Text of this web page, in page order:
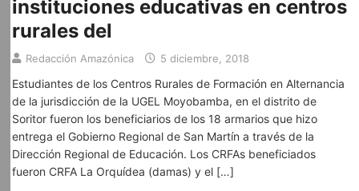
instituciones educativas en centros
rurales del
Redacción Amazónica 5 diciembre, 2018
Estudiantes de los Centros Rurales de Formación en Alternancia
de la jurisdicción de la UGEL Moyobamba, en el distrito de
Soritor fueron los beneficiarios de los 18 armarios que hizo
entrega el Gobierno Regional de San Martín a través de la
Dirección Regional de Educación. Los CRFAs beneficiados
fueron CRFA La Orquídea (damas) y el […]